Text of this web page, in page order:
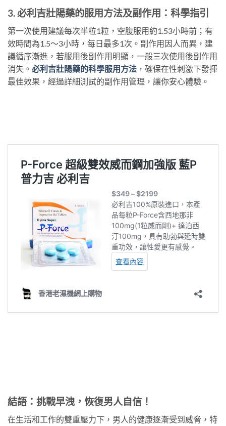
3. 必利吉壯陽藥的服用方法及副作用：科學指引
第一次使用建議每次半粒1粒，空腹服用約1.53小時前；有
效時間為1.5～3小時，每日最多1次。副作用因人而異，建
議循序漸進，若服用後副作用明顯，一般三次使用後副作用
消失。 必利吉壯陽藥的科學服用方法 ，確保在性刺激下發揮
最佳效果，經過詳細測試的副作用管理，讓你安心體驗。
結語：挑戰早洩，恢復男人自信！
在生活和工作的雙重壓力下，男人的健康逐漸受到威脅，特